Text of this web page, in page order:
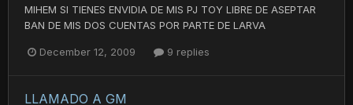
MIHEM SI TIENES ENVIDIA DE MIS PJ TOY LIBRE DE ASEPTAR
BAN DE MIS DOS CUENTAS POR PARTE DE LARVA
December 12, 2009 9 replies
LLAMADO A GM